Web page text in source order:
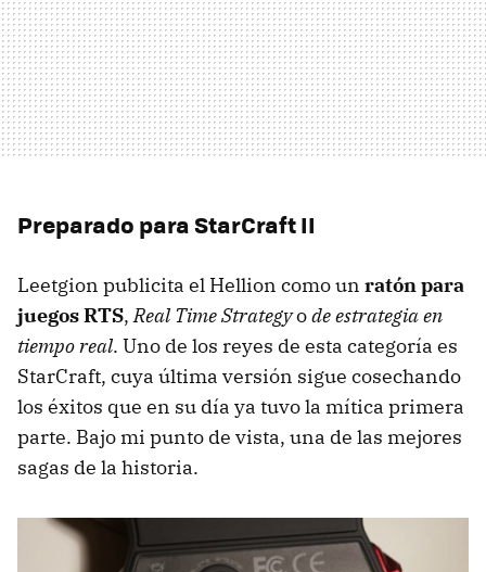
Preparado para StarCraft II
Leetgion publicita el Hellion como un ratón para
juegos RTS,Real Time Strategyode estrategia en
tiempo real. Uno de los reyes de esta categoría es
StarCraft, cuya última versión sigue cosechando
los éxitos que en su día ya tuvo la mítica primera
parte. Bajo mi punto de vista, una de las mejores
sagas de la historia.